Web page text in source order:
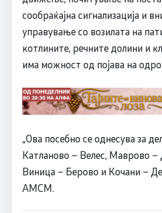
сообраќајна сигнализација и
управување со возилата на
котлините, речните долини и
има можност од појава на
„Ова посебно се однесува за
Катланово – Велес, Маврово –
Виница – Берово и Кочани –
АМСМ.